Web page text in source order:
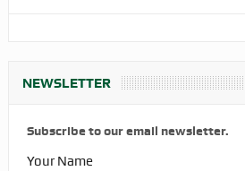
NEWSLETTER
Subscribe to our email newsletter.
Your Name